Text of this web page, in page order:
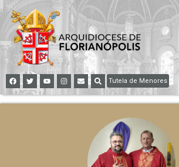
Tutela de Menores